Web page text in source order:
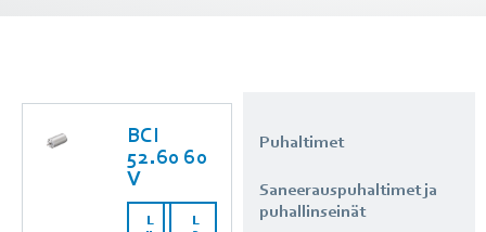
BCI
52.60 60
V
L
L
Puhaltimet
Saneerauspuhaltimet ja
puhallinseinät